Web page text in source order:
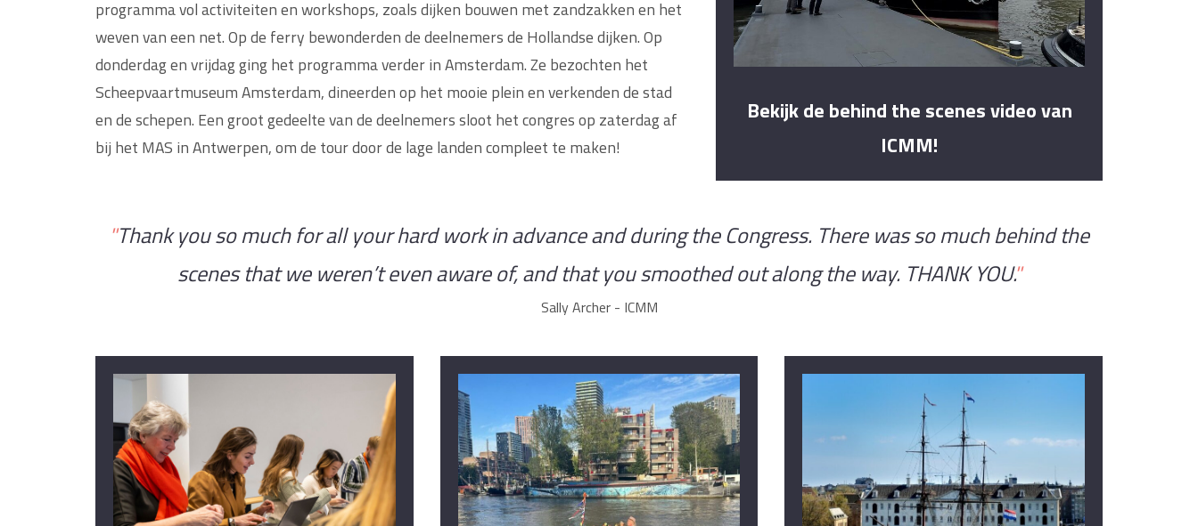
programma vol activiteiten en workshops, zoals dijken bouwen met zandzakken en het
weven van een net. Op de ferry bewonderden de deelnemers de Hollandse dijken. Op
donderdag en vrijdag ging het programma verder in Amsterdam. Ze bezochten het
Scheepvaartmuseum Amsterdam, dineerden op het mooie plein en verkenden de stad
en de schepen. Een groot gedeelte van de deelnemers sloot het congres op zaterdag af
bij het MAS in Antwerpen, om de tour door de lage landen compleet te maken!
Bekijk de behind the scenes video van
ICMM!
"Thank you so much for all your hard work in advance and during the Congress. There was so much behind the
scenes that we weren’t even aware of, and that you smoothed out along the way. THANK YOU."
Sally Archer - ICMM